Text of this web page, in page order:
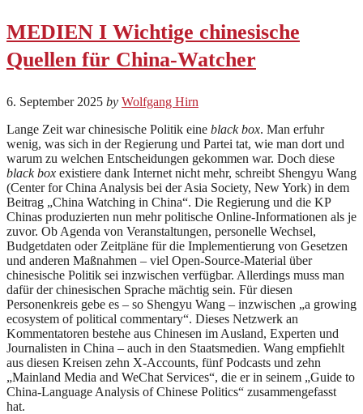
MEDIEN I Wichtige chinesische
Quellen für China-Watcher
6. September 2025 by Wolfgang Hirn
Lange Zeit war chinesische Politik eine black box. Man erfuhr
wenig, was sich in der Regierung und Partei tat, wie man dort und
warum zu welchen Entscheidungen gekommen war. Doch diese
black box existiere dank Internet nicht mehr, schreibt Shengyu Wang
(Center for China Analysis bei der Asia Society, New York) in dem
Beitrag „China Watching in China“. Die Regierung und die KP
Chinas produzierten nun mehr politische Online-Informationen als je
zuvor. Ob Agenda von Veranstaltungen, personelle Wechsel,
Budgetdaten oder Zeitpläne für die Implementierung von Gesetzen
und anderen Maßnahmen – viel Open-Source-Material über
chinesische Politik sei inzwischen verfügbar. Allerdings muss man
dafür der chinesischen Sprache mächtig sein. Für diesen
Personenkreis gebe es – so Shengyu Wang – inzwischen „a growing
ecosystem of political commentary“. Dieses Netzwerk an
Kommentatoren bestehe aus Chinesen im Ausland, Experten und
Journalisten in China – auch in den Staatsmedien. Wang empfiehlt
aus diesen Kreisen zehn X-Accounts, fünf Podcasts und zehn
„Mainland Media and WeChat Services“, die er in seinem „Guide to
China-Language Analysis of Chinese Politics“ zusammengefasst
hat.